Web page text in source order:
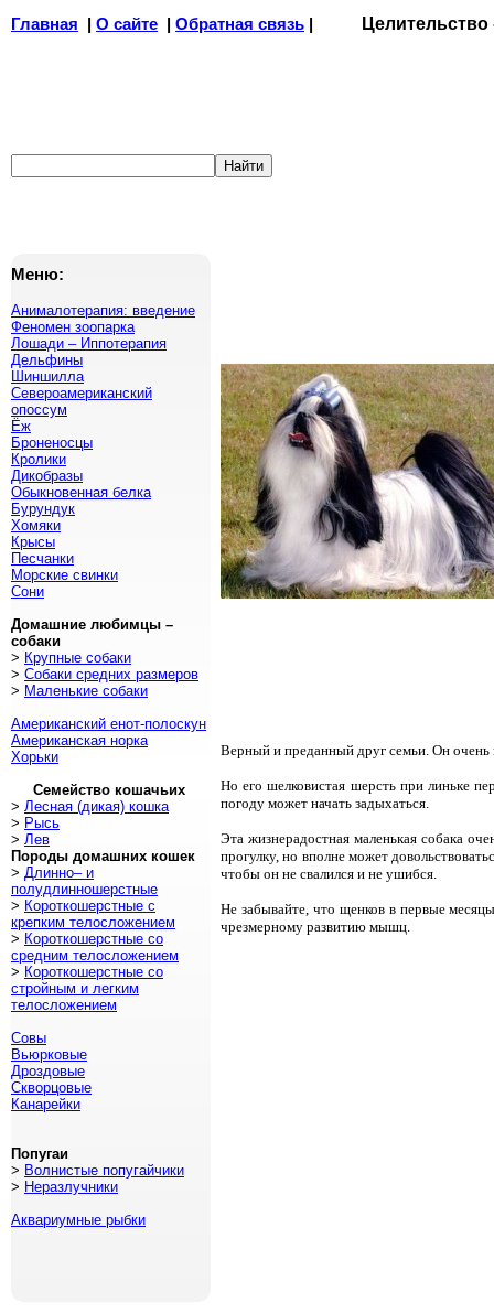
Главная | О сайте | Обратная связь |
Верный и преданный друг семьи. Он очень
Но его шелковистая шерсть при линьке
погоду может начать задыхаться.
Эта жизнерадостная маленькая собака
прогулку, но вполне может
чтобы он не свалился и не ушибся.
Не забывайте, что щенков в первые
чрезмерному развитию мышц.
Меню:
Анималотерапия: введение
Феномен зоопарка
Лошади – Иппотерапия
Дельфины
Шиншилла
Североамериканский
опоссум
Ёж
Броненосцы
Кролики
Дикобразы
Обыкновенная белка
Бурундук
Хомяки
Крысы
Песчанки
Морские свинки
Сони
Домашние любимцы –
собаки
> Крупные собаки
> Собаки средних размеров
> Маленькие собаки
Американский енот-полоскун
Американская норка
Хорьки
Семейство кошачьих
> Лесная (дикая) кошка
> Рысь
> Лев
Породы домашних кошек
> Длинно– и
полудлинношерстные
> Короткошерстные с
крепким телосложением
> Короткошерстные со
средним телосложением
> Короткошерстные со
стройным и легким
телосложением
Совы
Вьюрковые
Дроздовые
Скворцовые
Канарейки
Попугаи
> Волнистые попугайчики
> Неразлучники
Аквариумные рыбки